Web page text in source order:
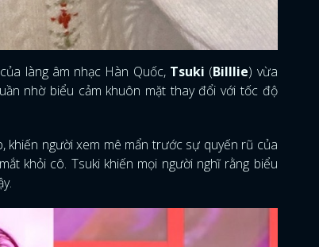
làng âm nhạc Hàn Quốc, Tsuki (Billlie) vừa
nhờ biểu cảm khuôn mặt thay đổi với tốc độ
người xem mê mẩn trước sự quyến rũ của
khỏi cô. Tsuki khiến mọi người nghĩ rằng biểu